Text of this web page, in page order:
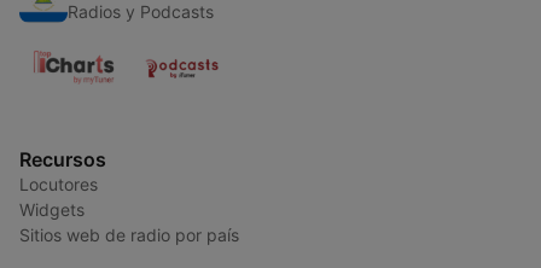
Radios y Podcasts
Recursos
Locutores
Widgets
Sitios web de radio por país